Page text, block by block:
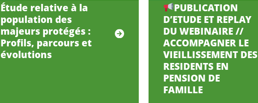
Étude relative à la
population des
majeurs protégés :
Profils, parcours et
évolutions
PUBLICATION
D’ETUDE ET REPLAY
DU WEBINAIRE //
ACCOMPAGNER LE
VIEILLISSEMENT DES
RESIDENTS EN
PENSION DE
FAMILLE